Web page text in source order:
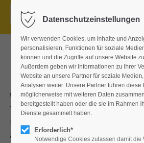
19. ADAC LABERTAL
Weber / Ackermann können Vorjahressieg
Teilnehmer waren bei der 19. ADAC Labertal
Der immense Aufwand hat sich gelohnt,
am Ziel zu haben ist die beste Belohnung
Datenschutzeinstellungen
Wir verwenden Cookies, um Inhalte und
personalisieren, Funktionen für soziale
können und die Zugriffe auf unsere Website
Außerdem geben wir Informationen zu Ihrer
Website an unsere Partner für soziale
Analysen weiter. Unsere Partner führen diese
möglicherweise mit weiteren Daten
bereitgestellt haben oder die sie im Rahmen
Dienste gesammelt haben.
Erforderlich*
Notwendige Cookies zulassen damit die